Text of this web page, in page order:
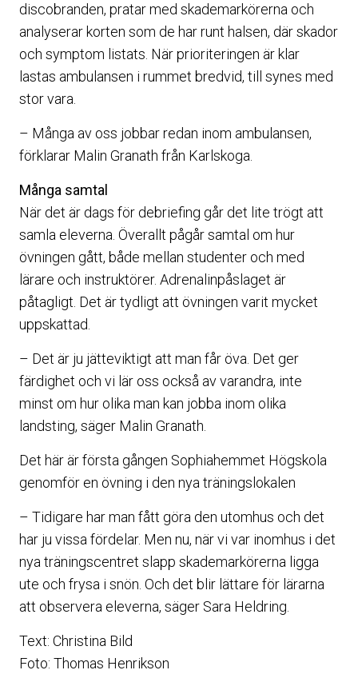
discobranden, pratar med skademarkörerna och
analyserar korten som de har runt halsen, där skador
och symptom listats. När prioriteringen är klar
lastas ambulansen i rummet bredvid, till synes med
stor vara.
– Många av oss jobbar redan inom ambulansen,
förklarar Malin Granath från Karlskoga.
Många samtal
När det är dags för debriefing går det lite trögt att
samla eleverna. Överallt pågår samtal om hur
övningen gått, både mellan studenter och med
lärare och instruktörer. Adrenalinpåslaget är
påtagligt. Det är tydligt att övningen varit mycket
uppskattad.
– Det är ju jätteviktigt att man får öva. Det ger
färdighet och vi lär oss också av varandra, inte
minst om hur olika man kan jobba inom olika
landsting, säger Malin Granath.
Det här är första gången Sophiahemmet Högskola
genomför en övning i den nya träningslokalen
– Tidigare har man fått göra den utomhus och det
har ju vissa fördelar. Men nu, när vi var inomhus i det
nya träningscentret slapp skademarkörerna ligga
ute och frysa i snön. Och det blir lättare för lärarna
att observera eleverna, säger Sara Heldring.
Text: Christina Bild
Foto: Thomas Henrikson